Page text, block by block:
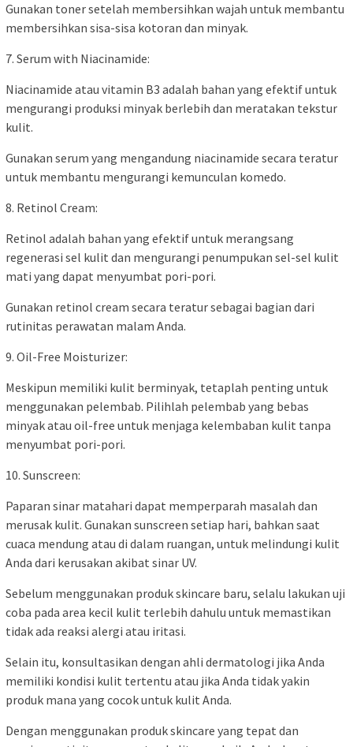
Gunakan toner setelah membersihkan wajah untuk membantu
membersihkan sisa-sisa kotoran dan minyak.
7. Serum with Niacinamide:
Niacinamide atau vitamin B3 adalah bahan yang efektif untuk
mengurangi produksi minyak berlebih dan meratakan tekstur
kulit.
Gunakan serum yang mengandung niacinamide secara teratur
untuk membantu mengurangi kemunculan komedo.
8. Retinol Cream:
Retinol adalah bahan yang efektif untuk merangsang
regenerasi sel kulit dan mengurangi penumpukan sel-sel kulit
mati yang dapat menyumbat pori-pori.
Gunakan retinol cream secara teratur sebagai bagian dari
rutinitas perawatan malam Anda.
9. Oil-Free Moisturizer:
Meskipun memiliki kulit berminyak, tetaplah penting untuk
menggunakan pelembab. Pilihlah pelembab yang bebas
minyak atau oil-free untuk menjaga kelembaban kulit tanpa
menyumbat pori-pori.
10. Sunscreen:
Paparan sinar matahari dapat memperparah masalah dan
merusak kulit. Gunakan sunscreen setiap hari, bahkan saat
cuaca mendung atau di dalam ruangan, untuk melindungi kulit
Anda dari kerusakan akibat sinar UV.
Sebelum menggunakan produk skincare baru, selalu lakukan uji
coba pada area kecil kulit terlebih dahulu untuk memastikan
tidak ada reaksi alergi atau iritasi.
Selain itu, konsultasikan dengan ahli dermatologi jika Anda
memiliki kondisi kulit tertentu atau jika Anda tidak yakin
produk mana yang cocok untuk kulit Anda.
Dengan menggunakan produk skincare yang tepat dan